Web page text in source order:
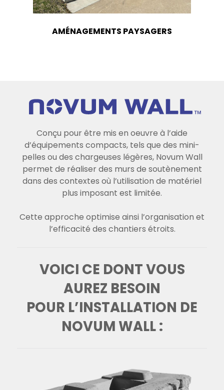
AMÉNAGEMENTS PAYSAGERS
Conçu pour être mis en oeuvre à l’aide
d’équipements compacts, tels que des mini-
pelles ou des chargeuses légères, Novum Wall
permet de réaliser des murs de soutènement
dans des contextes où l’utilisation de matériel
plus imposant est limitée.
Cette approche optimise ainsi l’organisation et
l’efficacité des chantiers étroits.
VOICI CE DONT VOUS
AUREZ BESOIN
POUR L’INSTALLATION DE
NOVUM WALL :